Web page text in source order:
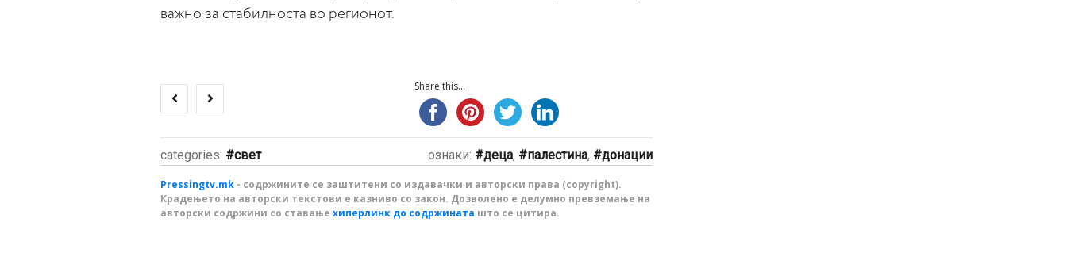
важно за стабилноста во регионот.
Share this...
categories: свет ознаки: деца, палестина, донации
Pressingtv.mk - содржините се заштитени со издавачки и авторски права (copyright).
Крадењето на авторски текстови е казниво со закон. Дозволено е делумно превземање на
авторски содржини со ставање хиперлинк до содржината што се цитира.